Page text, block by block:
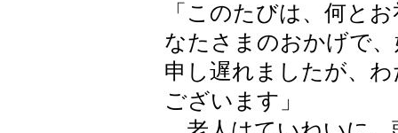
「このたびは、何と
なたさまのおかげで
申し遅れましたが、
ございます」